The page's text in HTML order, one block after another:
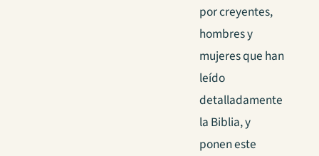
por creyentes,
hombres y
mujeres que han
leído
detalladamente
la Biblia, y
ponen este